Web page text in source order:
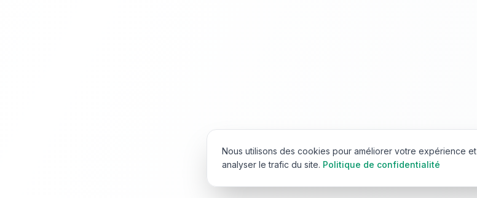
Nous utilisons des cookies pour améliorer votre expérience et
analyser le trafic du site. Politique de confidentialité